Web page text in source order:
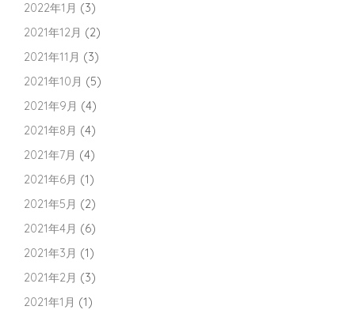
2022年1月 (3)
2021年12月 (2)
2021年11月 (3)
2021年10月 (5)
2021年9月 (4)
2021年8月 (4)
2021年7月 (4)
2021年6月 (1)
2021年5月 (2)
2021年4月 (6)
2021年3月 (1)
2021年2月 (3)
2021年1月 (1)